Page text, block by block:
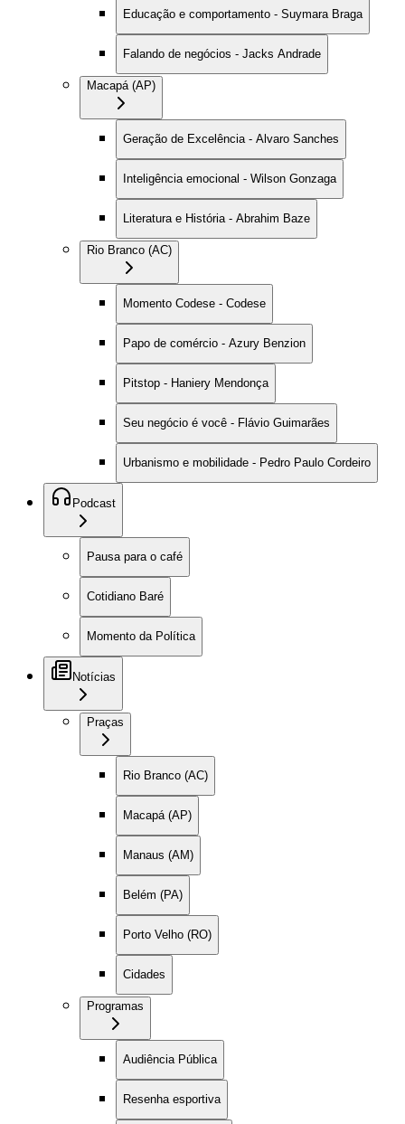
Educação e comportamento - Suymara Braga
Falando de negócios - Jacks Andrade
Macapá (AP)
Geração de Excelência - Alvaro Sanches
Inteligência emocional - Wilson Gonzaga
Literatura e História - Abrahim Baze
Rio Branco (AC)
Momento Codese - Codese
Papo de comércio - Azury Benzion
Pitstop - Haniery Mendonça
Seu negócio é você - Flávio Guimarães
Urbanismo e mobilidade - Pedro Paulo Cordeiro
Podcast
Pausa para o café
Cotidiano Baré
Momento da Política
Notícias
Praças
Rio Branco (AC)
Macapá (AP)
Manaus (AM)
Belém (PA)
Porto Velho (RO)
Cidades
Programas
Audiência Pública
Resenha esportiva